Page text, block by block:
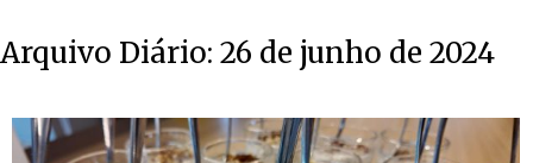
Arquivo Diário: 26 de junho de 2024